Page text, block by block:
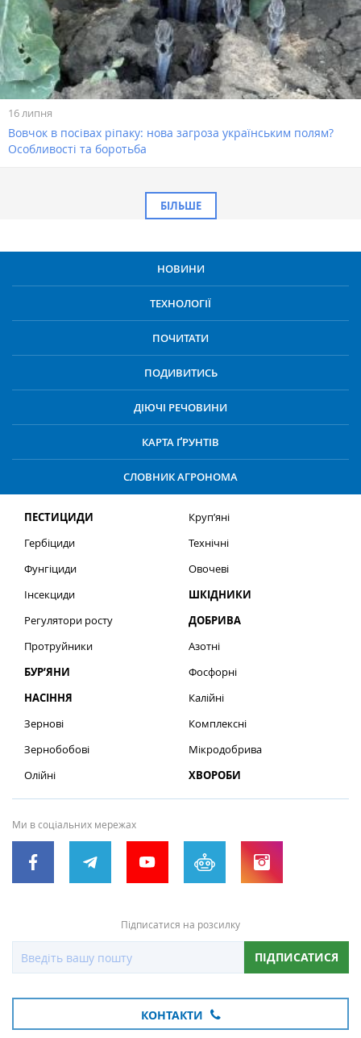
16 липня
Вовчок в посівах ріпаку: нова загроза українським полям?
Особливості та боротьба
БІЛЬШЕ
НОВИНИ
ТЕХНОЛОГІЇ
ПОЧИТАТИ
ПОДИВИТИСЬ
ДІЮЧІ РЕЧОВИНИ
КАРТА ҐРУНТІВ
СЛОВНИК АГРОНОМА
ПЕСТИЦИДИ
Гербіциди
Фунгіциди
Інсекциди
Регулятори росту
Протруйники
БУР’ЯНИ
НАСІННЯ
Зернові
Зернобобові
Олійні
Круп’яні
Технічні
Овочеві
ШКІДНИКИ
ДОБРИВА
Азотні
Фосфорні
Калійні
Комплексні
Мікродобрива
ХВОРОБИ
Ми в соціальних мережах
Підписатися на розсилку
ПІДПИСАТИСЯ
КОНТАКТИ